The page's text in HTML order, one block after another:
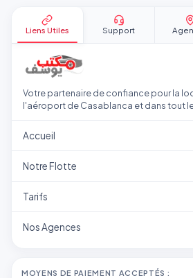
Liens Utiles Support
Votre partenaire de confiance pour la
l'aéroport de Casablanca et dans tout
Accueil
Notre Flotte
Tarifs
Nos Agences
MOYENS DE PAIEMENT ACCEPTÉS :